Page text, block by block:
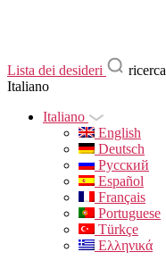
Lista dei desideri
ricerca
Italiano
Italiano
English
Deutsch
Русский
Español
Français
Portuguese
Türkçe
Ελληνικά